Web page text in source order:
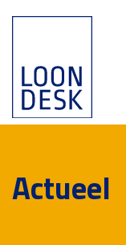
Actueel